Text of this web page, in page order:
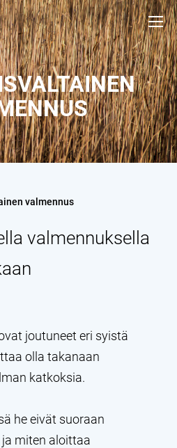
valmennus
valmennuksella
joutuneet eri syistä
olla takanaan
katkoksia.
he eivät suoraan
miten aloittaa